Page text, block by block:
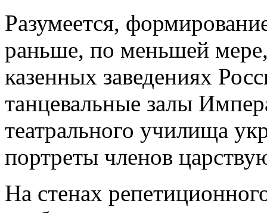
Разумеется,
раньше, по меньшей
казенных заведениях
танцевальные залы
театрального училища
портреты членов
На стенах